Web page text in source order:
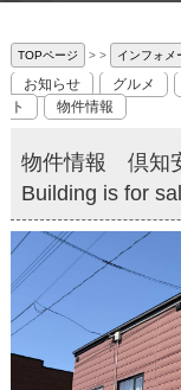
TOPページ > インフォメ
お知らせ グルメ
ト
物件情報
物件情報 倶知
Building is for